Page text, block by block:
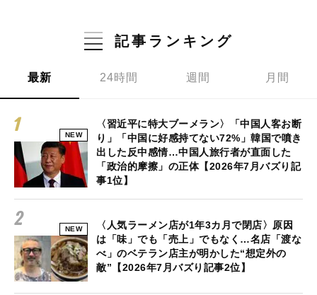
記事ランキング
最新 24時間 週間 月間
NEW
〈習近平に特大ブーメラン〉「中国人客お断
り」「中国に好感持てない72%」韓国で噴き
出した反中感情…中国人旅行者が直面した
「政治的摩擦」の正体【2026年7月バズり記
事1位】
NEW
〈人気ラーメン店が1年3カ月で閉店〉原因
は「味」でも「売上」でもなく…名店「渡な
べ」のベテラン店主が明かした“想定外の
敵”【2026年7月バズり記事2位】